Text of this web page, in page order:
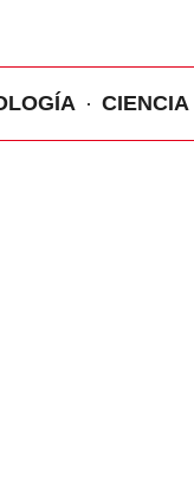
CIENCIA